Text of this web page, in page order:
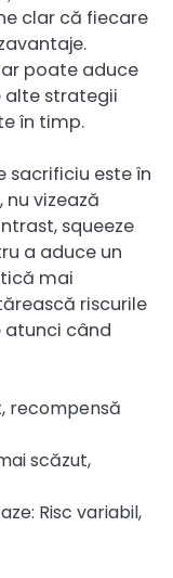
clar că fiecare
poate aduce
alte strategii
în timp.
sacrificiu este în
vizează
squeeze
a aduce un
mai
riscurile
atunci când
recompensă
scăzut,
Risc variabil,